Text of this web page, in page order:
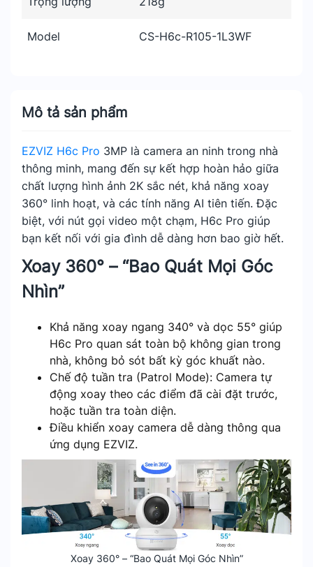
Mô tả sản phẩm
EZVIZ H6c Pro 3MP là camera an ninh trong nhà
thông minh, mang đến sự kết hợp hoàn hảo giữa
chất lượng hình ảnh 2K sắc nét, khả năng xoay
360° linh hoạt, và các tính năng AI tiên tiến. Đặc
biệt, với nút gọi video một chạm, H6c Pro giúp
bạn kết nối với gia đình dễ dàng hơn bao giờ hết.
Xoay 360° – “Bao Quát Mọi Góc
Nhìn”
Khả năng xoay ngang 340° và dọc 55° giúp
H6c Pro quan sát toàn bộ không gian trong
nhà, không bỏ sót bất kỳ góc khuất nào.
Chế độ tuần tra (Patrol Mode): Camera tự
động xoay theo các điểm đã cài đặt trước,
hoặc tuần tra toàn diện.
Điều khiển xoay camera dễ dàng thông qua
ứng dụng EZVIZ.
Xoay 360° – “Bao Quát Mọi Góc Nhìn”
Model CS-H6c-R105-1L3WF